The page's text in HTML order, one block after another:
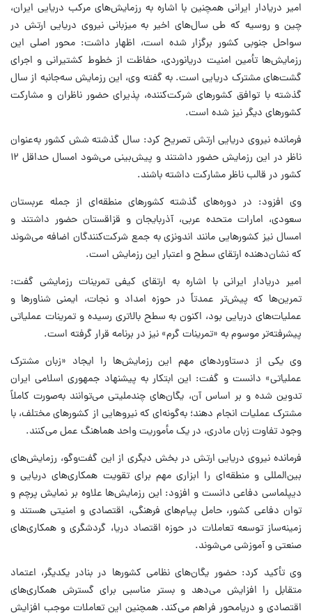
امیر دریادار ایرانی همچنین با اشاره به رزمایش‌های مرکب دریایی ایران،
چین و روسیه که طی سال‌های اخیر به میزبانی نیروی دریایی ارتش در
سواحل جنوبی کشور برگزار شده است، اظهار داشت: محور اصلی این
رزمایش‌ها تأمین امنیت دریانوردی، حفاظت از خطوط کشتیرانی و اجرای
گشت‌های مشترک دریایی است. به گفته وی، این رزمایش سه‌جانبه از سال
گذشته با توافق کشورهای شرکت‌کننده، پذیرای حضور ناظران و مشارکت
کشورهای دیگر نیز شده است.
فرمانده نیروی دریایی ارتش تصریح کرد: سال گذشته شش کشور به‌عنوان
ناظر در این رزمایش حضور داشتند و پیش‌بینی می‌شود امسال حداقل ۱۲
کشور در قالب ناظر مشارکت داشته باشند.
وی افزود: در دوره‌های گذشته کشورهای منطقه‌ای از جمله عربستان
سعودی، امارات متحده عربی، آذربایجان و قزاقستان حضور داشتند و
امسال نیز کشورهایی مانند اندونزی به جمع شرکت‌کنندگان اضافه می‌شوند
که نشان‌دهنده ارتقای سطح و اعتبار این رزمایش است.
امیر دریادار ایرانی با اشاره به ارتقای کیفی تمرینات رزمایشی گفت:
تمرین‌ها که پیش‌تر عمدتاً در حوزه امداد و نجات، ایمنی شناورها و
عملیات‌های دریایی بود، اکنون به سطح بالاتری رسیده و تمرینات عملیاتی
پیشرفته‌تر موسوم به «تمرینات گرم» نیز در برنامه قرار گرفته است.
وی یکی از دستاوردهای مهم این رزمایش‌ها را ایجاد «زبان مشترک
عملیاتی» دانست و گفت: این ابتکار به پیشنهاد جمهوری اسلامی ایران
تدوین شده و بر اساس آن، یگان‌های چندملیتی می‌توانند به‌صورت کاملاً
مشترک عملیات انجام دهند؛ به‌گونه‌ای که نیروهایی از کشورهای مختلف، با
وجود تفاوت زبان مادری، در یک مأموریت واحد هماهنگ عمل می‌کنند.
فرمانده نیروی دریایی ارتش در بخش دیگری از این گفت‌وگو، رزمایش‌های
بین‌المللی و منطقه‌ای را ابزاری مهم برای تقویت همکاری‌های دریایی و
دیپلماسی دفاعی دانست و افزود: این رزمایش‌ها علاوه بر نمایش پرچم و
توان دفاعی کشور، حامل پیام‌های فرهنگی، اقتصادی و امنیتی هستند و
زمینه‌ساز توسعه تعاملات در حوزه اقتصاد دریا، گردشگری و همکاری‌های
صنعتی و آموزشی می‌شوند.
وی تأکید کرد: حضور یگان‌های نظامی کشورها در بنادر یکدیگر، اعتماد
متقابل را افزایش می‌دهد و بستر مناسبی برای گسترش همکاری‌های
اقتصادی و دریامحور فراهم می‌کند. همچنین این تعاملات موجب افزایش